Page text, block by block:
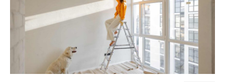
Entreprise de rénovation
Guide Papiers peints
Guide Peintures